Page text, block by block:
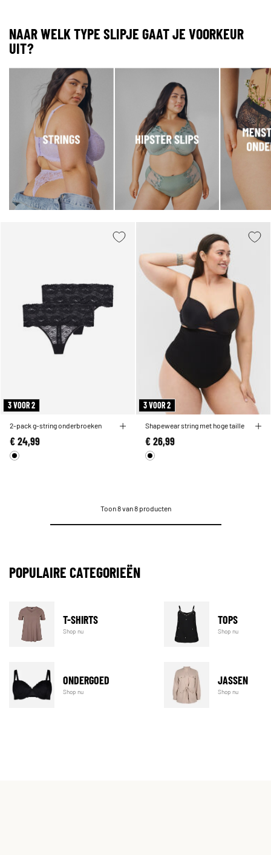
NAAR WELK TYPE SLIPJE GAAT JE VOORKEUR
UIT?
3 VOOR 2
2-pack g-string onderbroeken
€ 24,99
3 VOOR 2
Shapewear string met hoge taille
€ 26,99
Toon 8 van 8 producten
POPULAIRE CATEGORIEËN
T-SHIRTS
Shop nu
TOPS
Shop nu
ONDERGOED
Shop nu
JASSEN
Shop nu